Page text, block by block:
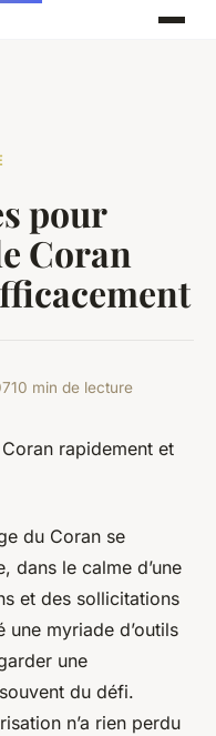
pour
Coran
10 min de lecture
du Coran se
dans le calme d’une
et des sollicitations
une myriade d’outils
une
du défi.
n’a rien perdu